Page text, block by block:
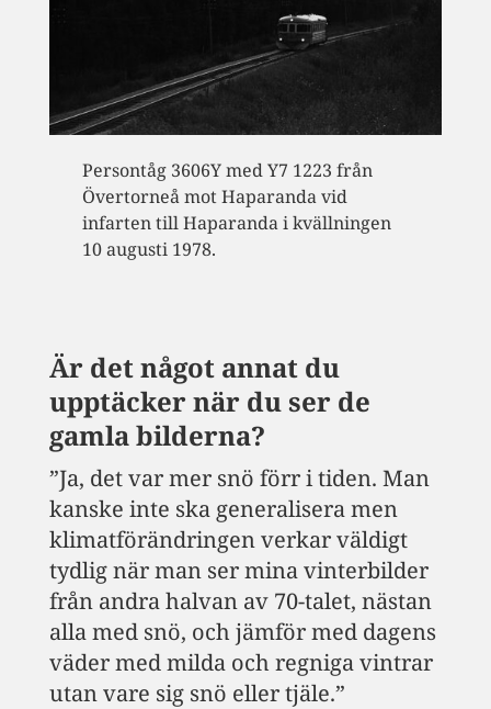
Persontåg 3606Y med Y7 1223 från
Övertorneå mot Haparanda vid
infarten till Haparanda i kvällningen
10 augusti 1978.
Är det något annat du
upptäcker när du ser de
gamla bilderna?
”Ja, det var mer snö förr i tiden. Man
kanske inte ska generalisera men
klimatförändringen verkar väldigt
tydlig när man ser mina vinterbilder
från andra halvan av 70-talet, nästan
alla med snö, och jämför med dagens
väder med milda och regniga vintrar
utan vare sig snö eller tjäle.”